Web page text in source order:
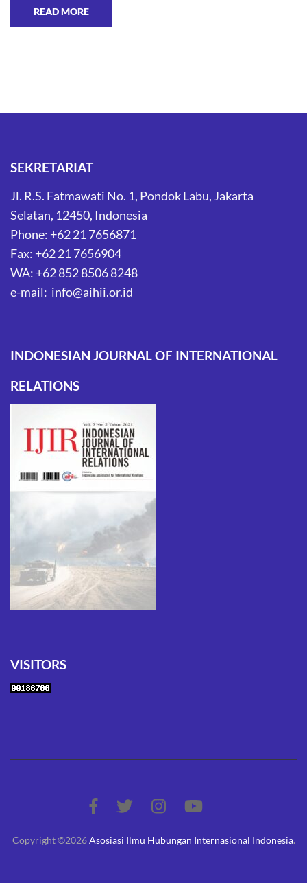
READ MORE
SEKRETARIAT
Jl. R.S. Fatmawati No. 1, Pondok Labu, Jakarta
Selatan, 12450, Indonesia
Phone: +62 21 7656871
Fax: +62 21 7656904
WA: +62 852 8506 8248
e-mail: info@aihii.or.id
INDONESIAN JOURNAL OF INTERNATIONAL
RELATIONS
VISITORS
Copyright ©2026Asosiasi Ilmu Hubungan Internasional Indonesia.